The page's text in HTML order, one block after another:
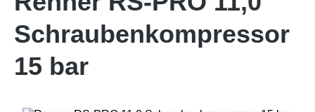
Schraubenkompressor
15 bar